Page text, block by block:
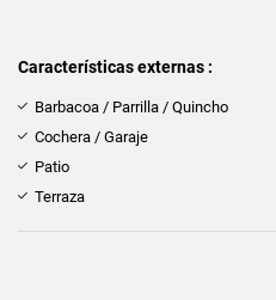
Características externas :
Barbacoa / Parrilla / Quincho
Cochera / Garaje
Patio
Terraza